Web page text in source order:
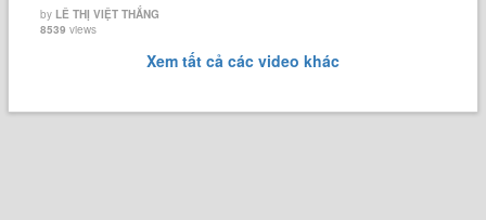
by LÊ THỊ VIỆT THẮNG
8539 views
Xem tất cả các video khác